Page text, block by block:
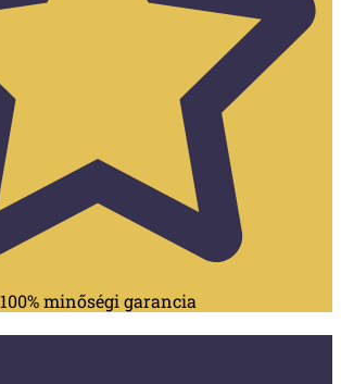
100% minőségi garancia